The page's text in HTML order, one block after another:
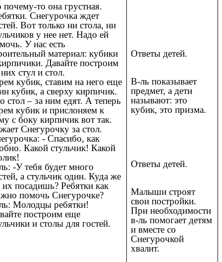
то она грустная.
Снегурочка ждет
Вот только ни стола, ни
у нее нет. Надо ей
У нас есть
материал: кубики
Давайте построим
стул и стол.
кубик, ставим на него еще
кубик, а сверху кирпичик.
стол – за ним едят. А теперь
кубик и прислоняем к
с боку кирпичик вот так.
Снегурочку за стол.
- Спасибо, как
Какой стульчик! Какой
-У тебя будет много
а стульчик один. Куда же
посадишь? Ребятки как
помочь Снегурочке?
Молодцы ребятки!
построим еще
и столы для гостей.
Ответы детей.
В-ль показывает
предмет, а дети
называют: это
кубик, это призма.
Ответы детей.
Малыши строят
свои постройки.
При необходимости
в-ль помогает детям
и вместе со
Снегурочкой
хвалит.